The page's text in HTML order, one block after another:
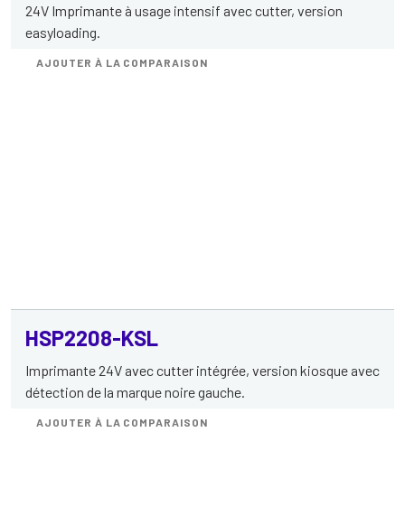
24V Imprimante à usage intensif avec cutter, version
easyloading.
AJOUTER À LA COMPARAISON
HSP2208-KSL
Imprimante 24V avec cutter intégrée, version kiosque avec
détection de la marque noire gauche.
AJOUTER À LA COMPARAISON